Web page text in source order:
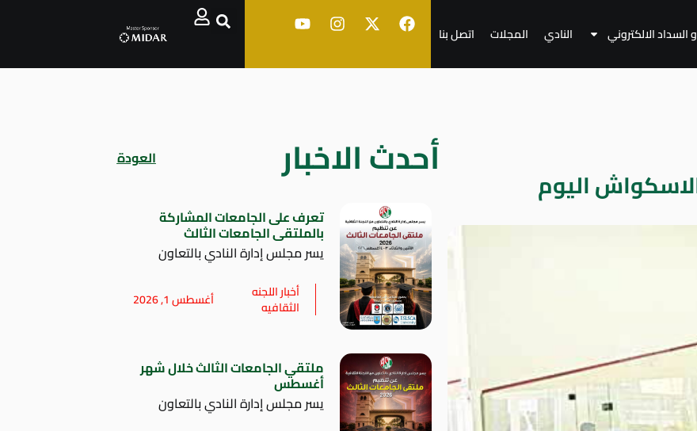
السداد الالكتروني النادي المجلات اتصل بنا
اليوم أحدث الاخبار العودة
تعرف على الجامعات المشاركة
بالملتقى الجامعات الثالث
يسر مجلس إدارة النادي بالتعاون
أخبار اللجنه
الثقافيه أغسطس 1, 2026
ملتقي الجامعات الثالث خلال شهر
أغسطس
يسر مجلس إدارة النادي بالتعاون